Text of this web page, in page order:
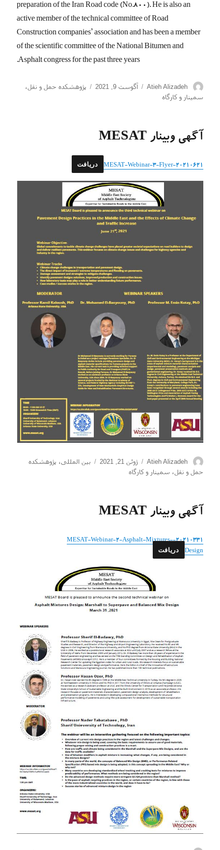
preparation of the Iran Road code (No.800). He is also an
active member of the technical committee of Road
Construction companies’ association and has been a member
of the scientific committee of the National Bitumen and
Asphalt congress for the past three years.
نویسنده
Atieh Alizadeh
ارسال
آگوست 9, 2021 دسته‌ها
پژوهشکده حمل و نقل ،
سمینار و کارگاه
آگهی وبینار MESAT
20210621-MESAT-Webinar-3-Flyer دریافت
نویسنده
Atieh Alizadeh
ارسال
شده
ژوئن 21, 2021 دسته‌ها
بین المللی، پژوهشکده
حمل و نقل ، سمینار و کارگاه
آگهی وبینار MESAT
20210331-MESAT-Webinar-2-Asphalt-Mixtures-
Design
دریافت